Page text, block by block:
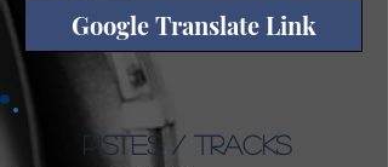
Google Translate Link
PISTES / TRACKS